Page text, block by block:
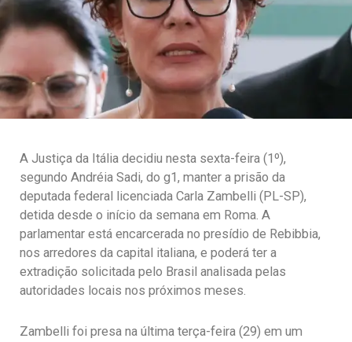
A Justiça da Itália decidiu nesta sexta-feira (1º),
segundo Andréia Sadi, do g1, manter a prisão da
deputada federal licenciada Carla Zambelli (PL-SP),
detida desde o início da semana em Roma. A
parlamentar está encarcerada no presídio de Rebibbia,
nos arredores da capital italiana, e poderá ter a
extradição solicitada pelo Brasil analisada pelas
autoridades locais nos próximos meses.
Zambelli foi presa na última terça-feira (29) em um